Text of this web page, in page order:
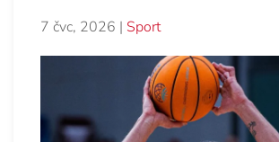
7 čvc, 2026 | Sport